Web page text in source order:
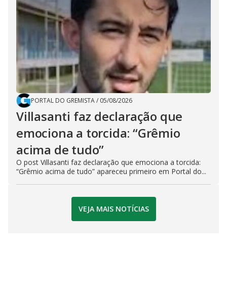
PORTAL DO GREMISTA/ 05/08/2026
Villasanti faz declaração que
emociona a torcida: “Grêmio
acima de tudo”
O post Villasanti faz declaração que emociona a torcida:
“Grêmio acima de tudo” apareceu primeiro em Portal do...
VEJA MAIS NOTÍCIAS